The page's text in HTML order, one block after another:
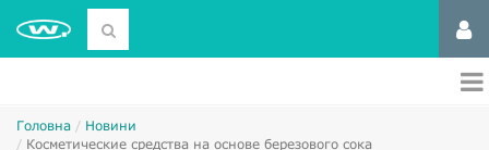
Головна
Новини
Косметические средства на основе березового сока